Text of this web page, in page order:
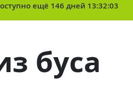
ещё 146 дней 13:32:03
буса